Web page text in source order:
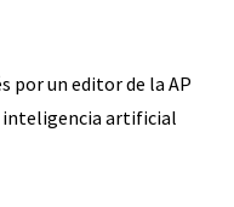
por un editor de la AP
inteligencia artificial